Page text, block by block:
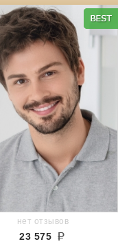
нет отзывов
23 575